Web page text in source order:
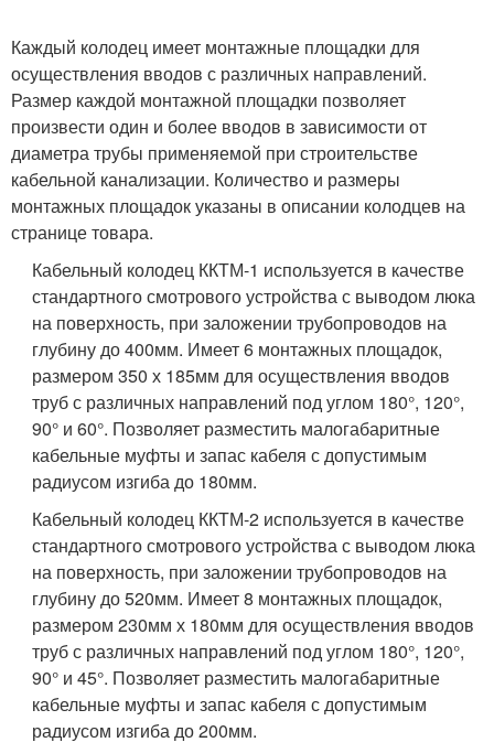
Каждый колодец имеет монтажные площадки для
осуществления вводов с различных направлений.
Размер каждой монтажной площадки позволяет
произвести один и более вводов в зависимости от
диаметра трубы применяемой при строительстве
кабельной канализации. Количество и размеры
монтажных площадок указаны в описании колодцев на
странице товара.
Кабельный колодец ККТМ-1 используется в качестве
стандартного смотрового устройства с выводом люка
на поверхность, при заложении трубопроводов на
глубину до 400мм. Имеет 6 монтажных площадок,
размером 350 х 185мм для осуществления вводов
труб с различных направлений под углом 180°, 120°,
90° и 60°. Позволяет разместить малогабаритные
кабельные муфты и запас кабеля с допустимым
радиусом изгиба до 180мм.
Кабельный колодец ККТМ-2 используется в качестве
стандартного смотрового устройства с выводом люка
на поверхность, при заложении трубопроводов на
глубину до 520мм. Имеет 8 монтажных площадок,
размером 230мм х 180мм для осуществления вводов
труб с различных направлений под углом 180°, 120°,
90° и 45°. Позволяет разместить малогабаритные
кабельные муфты и запас кабеля с допустимым
радиусом изгиба до 200мм.